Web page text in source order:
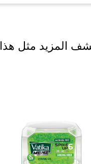
المزيد مثل هذا